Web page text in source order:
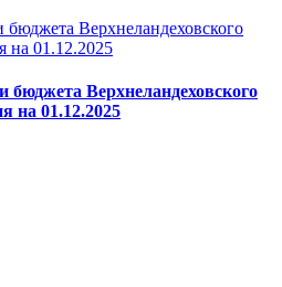
Верхнеландеховского
на 01.12.2025
бюджета Верхнеландеховского
на 01.12.2025